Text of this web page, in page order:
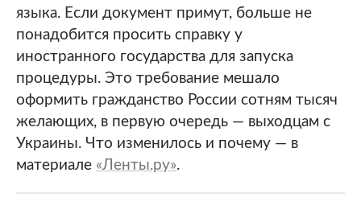
языка. Если документ примут, больше не
понадобится просить справку у
иностранного государства для запуска
процедуры. Это требование мешало
оформить гражданство России сотням тысяч
желающих, в первую очередь — выходцам с
Украины. Что изменилось и почему — в
материале «Ленты.ру».